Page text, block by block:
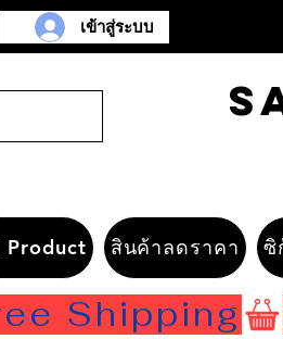
เข้าสู่ระบบ
Product สินค้าลดราคา ซิ
Shipping